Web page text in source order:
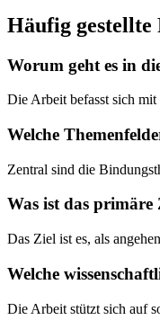
Häufig gestellte
Worum geht es in
Die Arbeit befasst sich
Welche
Zentral sind die
Was ist das
Das Ziel ist es, als
Welche
Die Arbeit stützt sich auf